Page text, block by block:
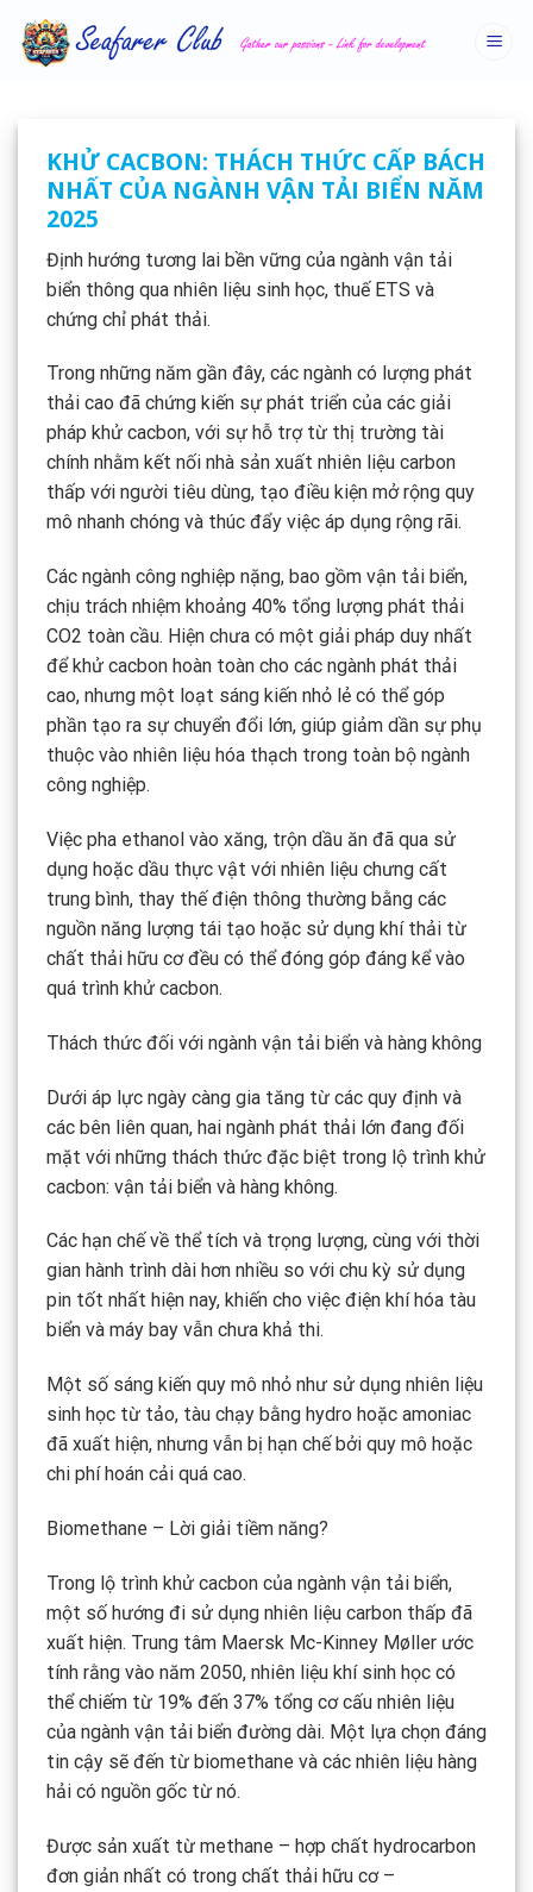
content
KHỬ CACBON: THÁCH THỨC CẤP BÁCH
NHẤT CỦA NGÀNH VẬN TẢI BIỂN NĂM
2025
Định hướng tương lai bền vững của ngành vận tải
biển thông qua nhiên liệu sinh học, thuế ETS và
chứng chỉ phát thải.
Trong những năm gần đây, các ngành có lượng phát
thải cao đã chứng kiến sự phát triển của các giải
pháp khử cacbon, với sự hỗ trợ từ thị trường tài
chính nhằm kết nối nhà sản xuất nhiên liệu carbon
thấp với người tiêu dùng, tạo điều kiện mở rộng quy
mô nhanh chóng và thúc đẩy việc áp dụng rộng rãi.
Các ngành công nghiệp nặng, bao gồm vận tải biển,
chịu trách nhiệm khoảng 40% tổng lượng phát thải
CO2 toàn cầu. Hiện chưa có một giải pháp duy nhất
để khử cacbon hoàn toàn cho các ngành phát thải
cao, nhưng một loạt sáng kiến nhỏ lẻ có thể góp
phần tạo ra sự chuyển đổi lớn, giúp giảm dần sự phụ
thuộc vào nhiên liệu hóa thạch trong toàn bộ ngành
công nghiệp.
Việc pha ethanol vào xăng, trộn dầu ăn đã qua sử
dụng hoặc dầu thực vật với nhiên liệu chưng cất
trung bình, thay thế điện thông thường bằng các
nguồn năng lượng tái tạo hoặc sử dụng khí thải từ
chất thải hữu cơ đều có thể đóng góp đáng kể vào
quá trình khử cacbon.
Thách thức đối với ngành vận tải biển và hàng không
Dưới áp lực ngày càng gia tăng từ các quy định và
các bên liên quan, hai ngành phát thải lớn đang đối
mặt với những thách thức đặc biệt trong lộ trình khử
cacbon: vận tải biển và hàng không.
Các hạn chế về thể tích và trọng lượng, cùng với thời
gian hành trình dài hơn nhiều so với chu kỳ sử dụng
pin tốt nhất hiện nay, khiến cho việc điện khí hóa tàu
biển và máy bay vẫn chưa khả thi.
Một số sáng kiến quy mô nhỏ như sử dụng nhiên liệu
sinh học từ tảo, tàu chạy bằng hydro hoặc amoniac
đã xuất hiện, nhưng vẫn bị hạn chế bởi quy mô hoặc
chi phí hoán cải quá cao.
Biomethane – Lời giải tiềm năng?
Trong lộ trình khử cacbon của ngành vận tải biển,
một số hướng đi sử dụng nhiên liệu carbon thấp đã
xuất hiện. Trung tâm Maersk Mc-Kinney Møller ước
tính rằng vào năm 2050, nhiên liệu khí sinh học có
thể chiếm từ 19% đến 37% tổng cơ cấu nhiên liệu
của ngành vận tải biển đường dài. Một lựa chọn đáng
tin cậy sẽ đến từ biomethane và các nhiên liệu hàng
hải có nguồn gốc từ nó.
Được sản xuất từ methane – hợp chất hydrocarbon
đơn giản nhất có trong chất thải hữu cơ –